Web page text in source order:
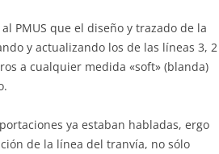
PMUS que el diseño y trazado de la
y actualizando los de las líneas 3, 2
a cualquier medida «soft» (blanda)
ya estaban habladas, ergo
de la línea del tranvía, no sólo